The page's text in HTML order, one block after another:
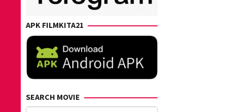
APK FILMKITA21
SEARCH MOVIE